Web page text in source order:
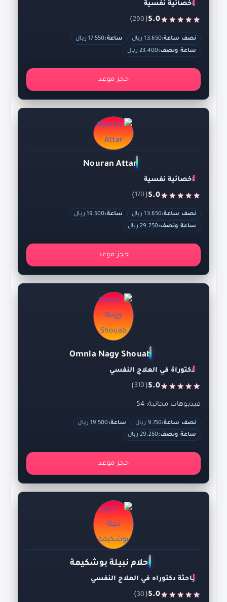
اخصائية نفسية
5.0
(
290
)
نصف ساعة:13.650 ريال ساعة:17.550 ريال
ساعة ونصف:23.400 ريال
حجز موعد
Nouran Attar
اخصائية نفسية
5.0
(
170
)
نصف ساعة:13.650 ريال ساعة:19.500 ريال
ساعة ونصف:29.250 ريال
حجز موعد
Omnia Nagy Shouab
دكتوراة في العلاج النفسي
5.0
(
310
)
فيديوهات مجانية: 54
نصف ساعة:9.750 ريال ساعة:19.500 ريال
ساعة ونصف:29.250 ريال
حجز موعد
أحلام نبيلة بوشكيمة
باحثة دكتوراه في العلاج النفسي
5.0
(
30
)